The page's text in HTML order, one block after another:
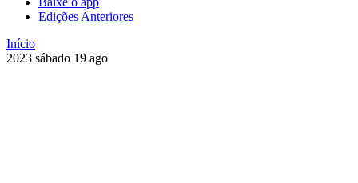
Edições Anteriores
Início
2023 sábado 19 ago